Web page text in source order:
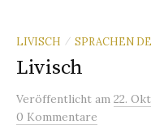
LIVISCH / SPRACHEN
Livisch
Veröffentlicht am 22.
0 Kommentare